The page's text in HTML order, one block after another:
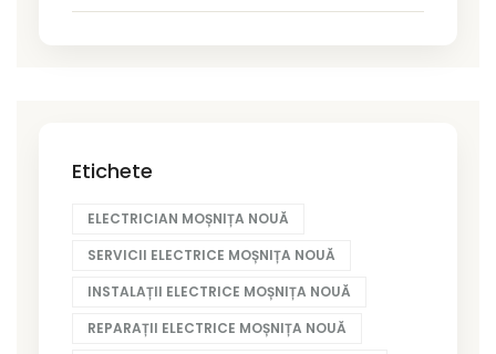
Etichete
ELECTRICIAN MOȘNIȚA NOUĂ
SERVICII ELECTRICE MOȘNIȚA NOUĂ
INSTALAȚII ELECTRICE MOȘNIȚA NOUĂ
REPARAȚII ELECTRICE MOȘNIȚA NOUĂ